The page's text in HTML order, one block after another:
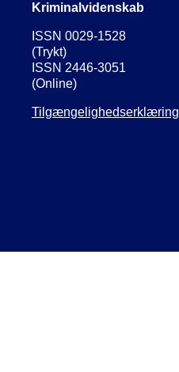
Kriminalvidenskab
ISSN 0029-1528
(Trykt)
ISSN 2446-3051
(Online)
Tilgængelighedserklæring